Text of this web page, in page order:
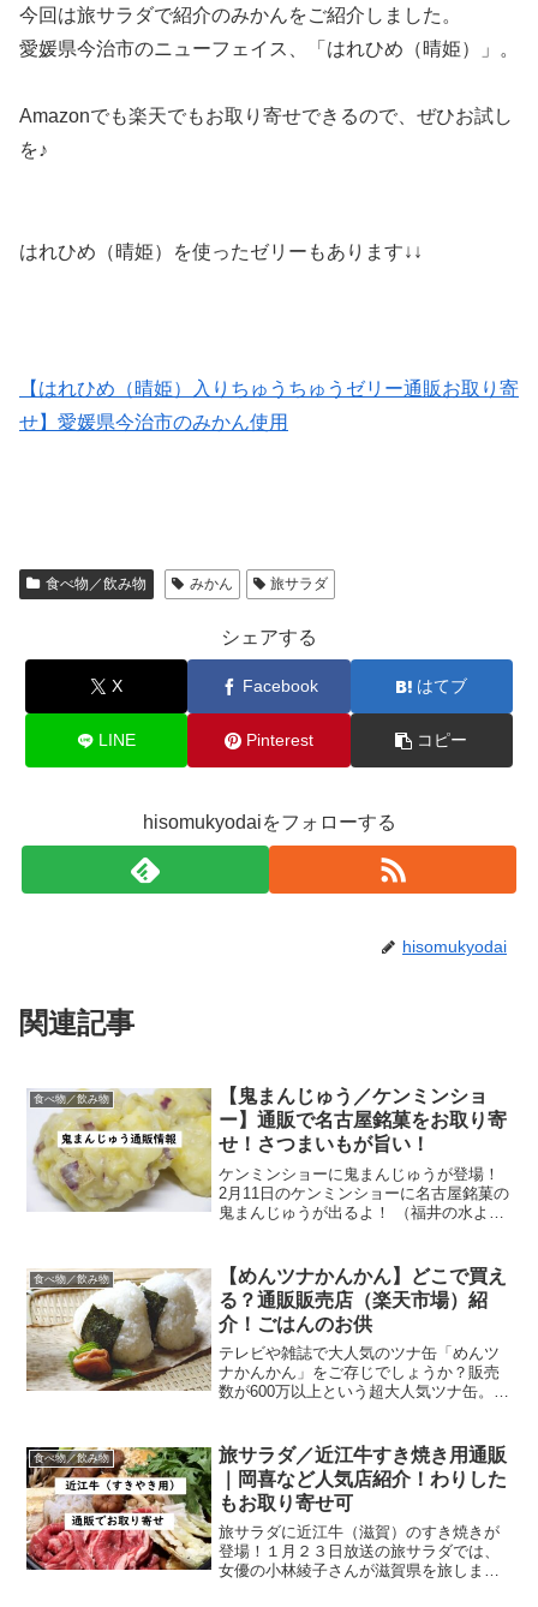
今回は旅サラダで紹介のみかんをご紹介しました。
愛媛県今治市のニューフェイス、「はれひめ（晴姫）」。
Amazonでも楽天でもお取り寄せできるので、ぜひお試し
を♪
はれひめ（晴姫）を使ったゼリーもあります↓↓
【はれひめ（晴姫）入りちゅうちゅうゼリー通販お取り寄
せ】愛媛県今治市のみかん使用
食べ物／飲み物 みかん 旅サラダ
シェアする
X Facebook はてブ
LINE Pinterest コピー
hisomukyodaiをフォローする
hisomukyodai
関連記事
食べ物／飲み物
【鬼まんじゅう／ケンミンショ
ー】通販で名古屋銘菓をお取り寄
せ！さつまいもが旨い！
ケンミンショーに鬼まんじゅうが登場！
2月11日のケンミンショーに名古屋銘菓の
鬼まんじゅうが出るよ！ （福井の水よう
すめ 話題のあんみつ水羊羹も！鬼まんじ
ゅうとは？通販...
食べ物／飲み物
【めんツナかんかん】どこで買え
る？通販販売店（楽天市場）紹
介！ごはんのお供
テレビや雑誌で大人気のツナ缶「めんツ
ナかんかん」をご存じでしょうか？販売
数が600万以上という超大人気ツナ缶。今
んについて軽～～く説明！めんツナかん
かんとは一体何？ピリ...
食べ物／飲み物
旅サラダ／近江牛すき焼き用通販
｜岡喜など人気店紹介！わりした
もお取り寄せ可
旅サラダに近江牛（滋賀）のすき焼きが
登場！１月２３日放送の旅サラダでは、
女優の小林綾子さんが滋賀県を旅しま